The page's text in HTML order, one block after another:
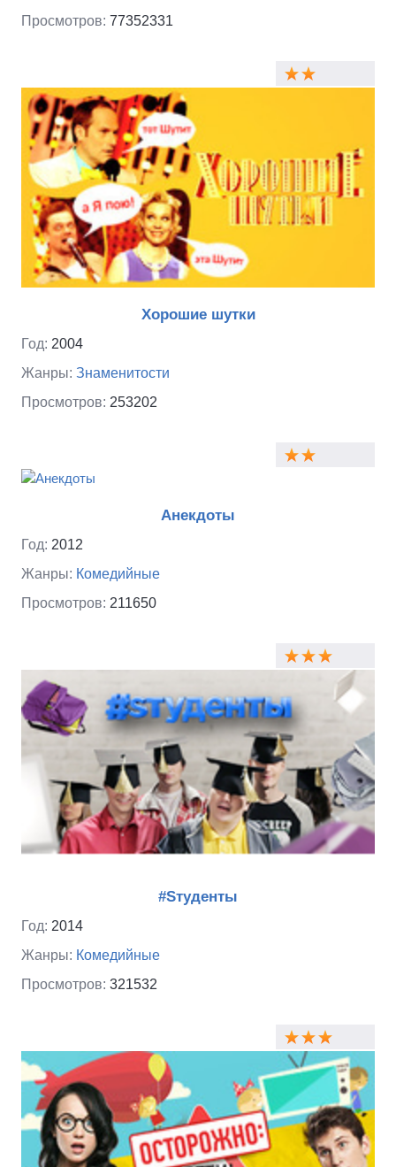
Просмотров: 77352331
Хорошие шутки
Год: 2004
Жанры: Знаменитости
Просмотров: 253202
Анекдоты
Год: 2012
Жанры: Комедийные
Просмотров: 211650
#Sтуденты
Год: 2014
Жанры: Комедийные
Просмотров: 321532